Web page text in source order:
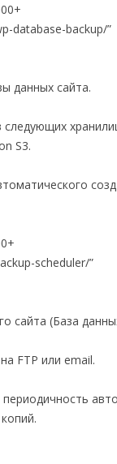
database-backup/”
данных сайта.
S3.
scheduler/”
сайта (База
FTP или email.